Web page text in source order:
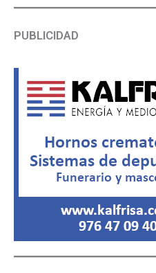
PUBLICIDAD